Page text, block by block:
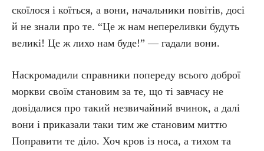
скоїлося і коїться, а вони, начальники повітів, досі
й не знали про те. “Це ж нам непереливки будуть
великі! Це ж лихо нам буде!” — гадали вони.
Наскромадили справники попереду всього доброї
моркви своїм становим за те, що ті завчасу не
довідалися про такий незвичайний вчинок, а далі
вони і приказали таки тим же становим миттю
Поправити те діло. Хоч кров із носа, а тихом та